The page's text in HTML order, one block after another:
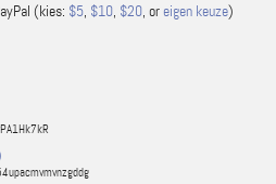
(kies: $5, $10, $20, or eigen keuze)